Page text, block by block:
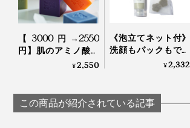
【3000円→2550
円】肌のアミノ酸に
近い「セリシン」た
てしっとりする自然
派石鹸｜WITH OR
¥2,550
《泡立てネット付》
洗顔もパックもでき
る、「富山クレイ フ
KEIKO
¥2,332
この商品が紹介されている記事